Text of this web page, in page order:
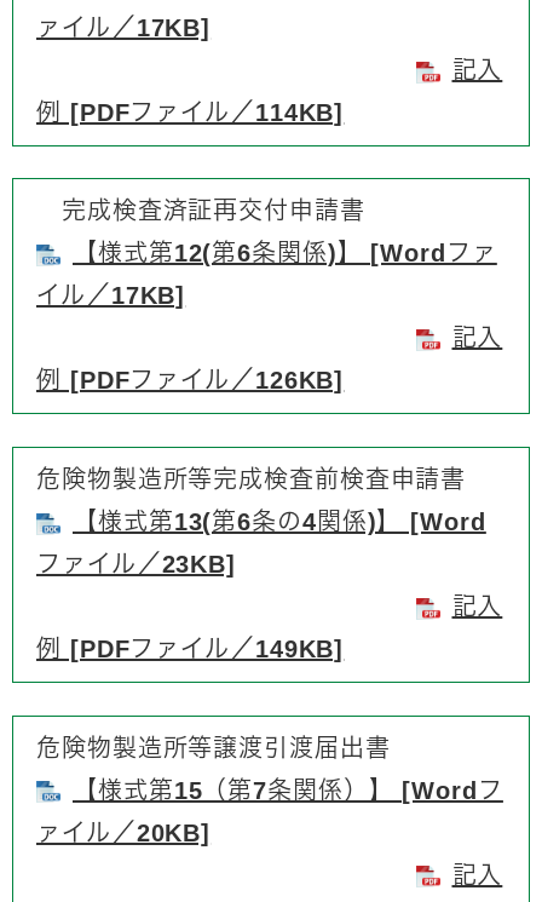
ァイル／17KB]
記入
例 [PDFファイル／114KB]
完成検査済証再交付申請書
【様式第12(第6条関係)】 [Wordファ
イル／17KB]
記入
例 [PDFファイル／126KB]
危険物製造所等完成検査前検査申請書
【様式第13(第6条の4関係)】 [Word
ファイル／23KB]
記入
例 [PDFファイル／149KB]
危険物製造所等譲渡引渡届出書
【様式第15（第7条関係）】 [Wordフ
ァイル／20KB]
記入